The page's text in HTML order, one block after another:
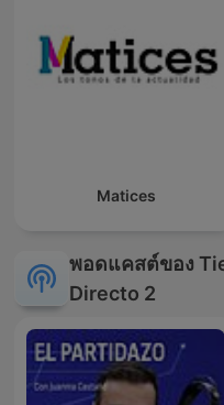
Matices
พอดแคสต์ของ
Directo 2